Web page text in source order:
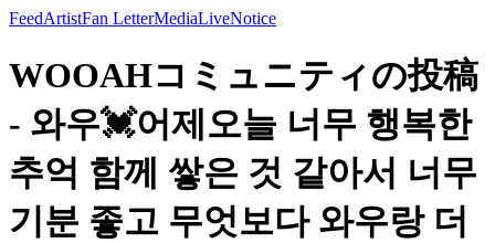
FeedArtistFan LetterMediaLiveNotice
WOOAHコミュニティの投稿
- 와우💓어제오늘 너무 행복한
추억 함께 쌓은 것 같아서 너무
기분 좋고 무엇보다 와우랑 더